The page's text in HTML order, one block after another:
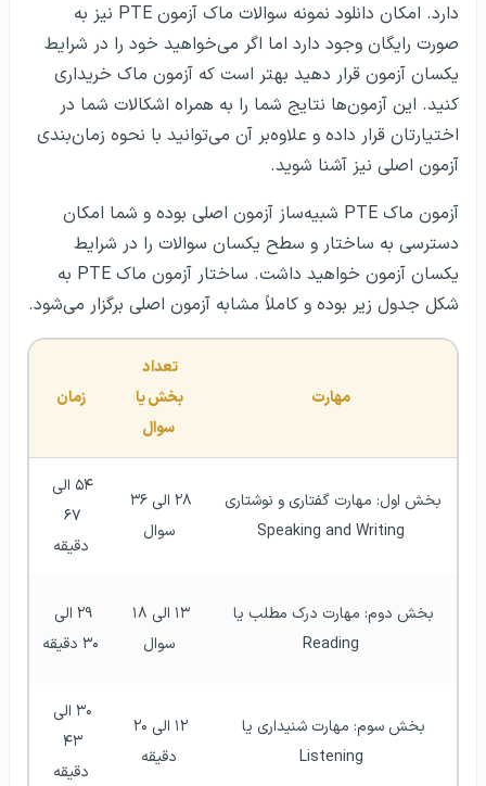
دارد. امکان دانلود نمونه سوالات ماک آزمون PTE نیز به
صورت رایگان وجود دارد اما اگر می‌خواهید خود را در شرایط
یکسان آزمون قرار دهید بهتر است که آزمون ماک خریداری
کنید. این آزمون‌ها نتایج شما را به همراه اشکالات شما در
اختیارتان قرار داده و علاوه‌بر آن می‌توانید با نحوه زمان‌بندی
آزمون اصلی نیز آشنا شوید.
آزمون ماک PTE شبیه‌ساز آزمون اصلی بوده و شما امکان
دسترسی به ساختار و سطح یکسان سوالات را در شرایط
یکسان آزمون خواهید داشت. ساختار آزمون ماک PTE به
شکل جدول زیر بوده و کاملاً مشابه آزمون اصلی برگزار می‌شود.
مهارت
سوال
زمان
Speaking and Writing
سوال
دقیقه
Reading
سوال
۳۰ دقیقه
Listening
دقیقه
دقیقه